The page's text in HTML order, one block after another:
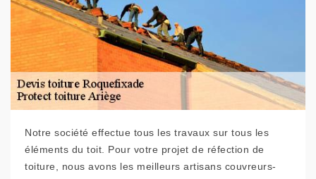
Notre société effectue tous les travaux sur tous les
éléments du toit. Pour votre projet de réfection de
toiture, nous avons les meilleurs artisans couvreurs-